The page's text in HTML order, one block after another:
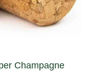
Champagne